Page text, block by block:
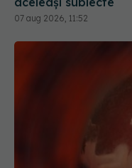
07 aug 2026, 11:52